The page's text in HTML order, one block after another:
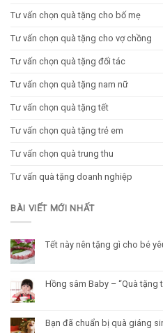
Tư vấn chọn quà tặng cho bố mẹ
Tư vấn chọn quà tặng cho vợ chồng
Tư vấn chọn quà tặng đối tác
Tư vấn chọn quà tặng nam nữ
Tư vấn chọn quà tặng tết
Tư vấn chọn quà tặng trẻ em
Tư vấn chọn quà trung thu
Tư vấn quà tặng doanh nghiệp
BÀI VIẾT MỚI NHẤT
Tết này nên tặng gì cho bé
Hồng sâm Baby – “Quà tặng
Bạn đã chuẩn bị quà giáng